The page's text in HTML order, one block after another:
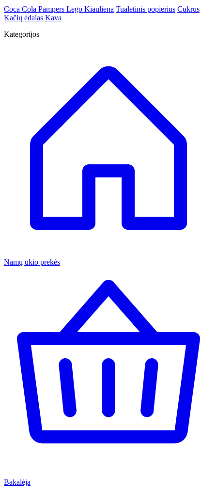
Coca Cola Pampers Lego Kiauliena Tualetinis popierius Cukrus
Kačių ėdalas Kava
Kategorijos
Namų ūkio prekės
Bakalėja